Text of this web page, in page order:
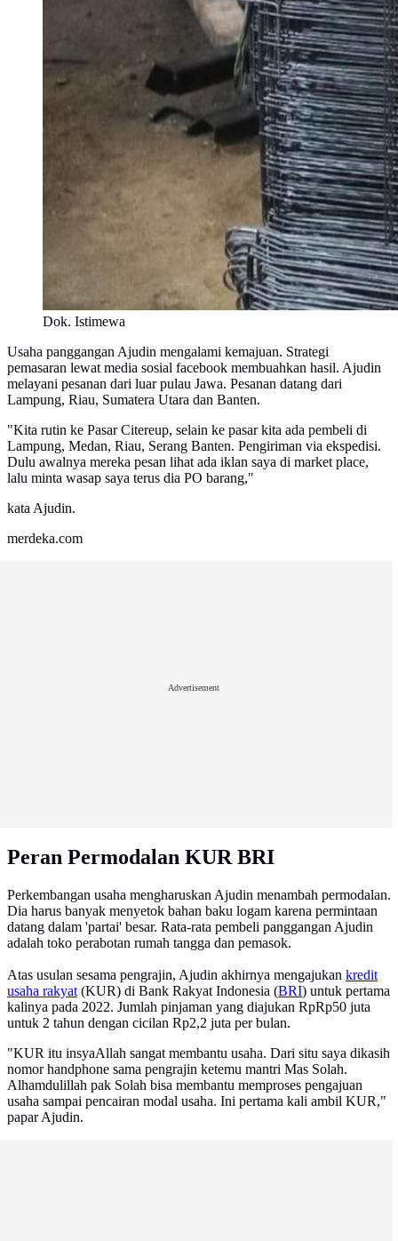
Dok. Istimewa
Usaha panggangan Ajudin mengalami kemajuan. Strategi
pemasaran lewat media sosial facebook membuahkan hasil. Ajudin
melayani pesanan dari luar pulau Jawa. Pesanan datang dari
Lampung, Riau, Sumatera Utara dan Banten.
"Kita rutin ke Pasar Citereup, selain ke pasar kita ada pembeli di
Lampung, Medan, Riau, Serang Banten. Pengiriman via ekspedisi.
Dulu awalnya mereka pesan lihat ada iklan saya di market place,
lalu minta wasap saya terus dia PO barang,"
kata Ajudin.
merdeka.com
Advertisement
Peran Permodalan KUR BRI
Perkembangan usaha mengharuskan Ajudin menambah permodalan.
Dia harus banyak menyetok bahan baku logam karena permintaan
datang dalam 'partai' besar. Rata-rata pembeli panggangan Ajudin
adalah toko perabotan rumah tangga dan pemasok.
Atas usulan sesama pengrajin, Ajudin akhirnya mengajukan kredit
usaha rakyat (KUR) di Bank Rakyat Indonesia (BRI) untuk pertama
kalinya pada 2022. Jumlah pinjaman yang diajukan RpRp50 juta
untuk 2 tahun dengan cicilan Rp2,2 juta per bulan.
"KUR itu insyaAllah sangat membantu usaha. Dari situ saya dikasih
nomor handphone sama pengrajin ketemu mantri Mas Solah.
Alhamdulillah pak Solah bisa membantu memproses pengajuan
usaha sampai pencairan modal usaha. Ini pertama kali ambil KUR,"
papar Ajudin.